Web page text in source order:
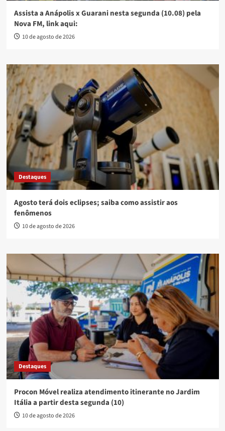
Assista a Anápolis x Guarani nesta segunda (10.08) pela
Nova FM, link aqui:
10 de agosto de 2026
Destaques
Agosto terá dois eclipses; saiba como assistir aos
fenômenos
10 de agosto de 2026
Destaques
Procon Móvel realiza atendimento itinerante no Jardim
Itália a partir desta segunda (10)
10 de agosto de 2026